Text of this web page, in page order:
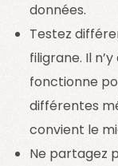
données.
Testez
filigrane. Il
fonctionne
différentes
convient le
Ne partagez